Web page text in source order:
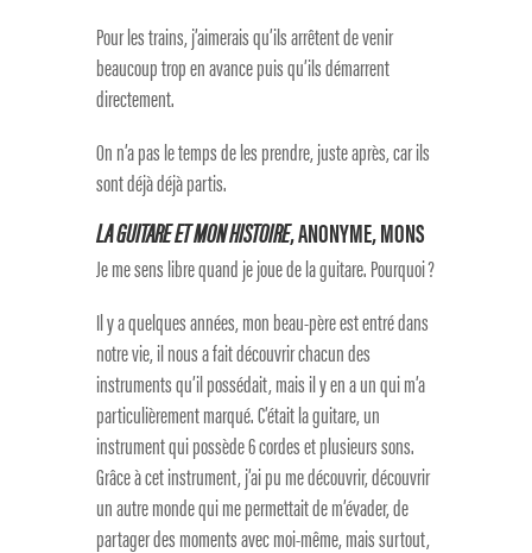
Pour les trains, j’aimerais qu’ils arrêtent de venir
beaucoup trop en avance puis qu’ils démarrent
directement.
On n’a pas le temps de les prendre, juste après, car ils
sont déjà déjà partis.
LA GUITARE ET MON HISTOIRE, ANONYME, MONS
Je me sens libre quand je joue de la guitare. Pourquoi ?
Il y a quelques années, mon beau-père est entré dans
notre vie, il nous a fait découvrir chacun des
instruments qu’il possédait, mais il y en a un qui m’a
particulièrement marqué. C’était la guitare, un
instrument qui possède 6 cordes et plusieurs sons.
Grâce à cet instrument, j’ai pu me découvrir, découvrir
un autre monde qui me permettait de m’évader, de
partager des moments avec moi-même, mais surtout,